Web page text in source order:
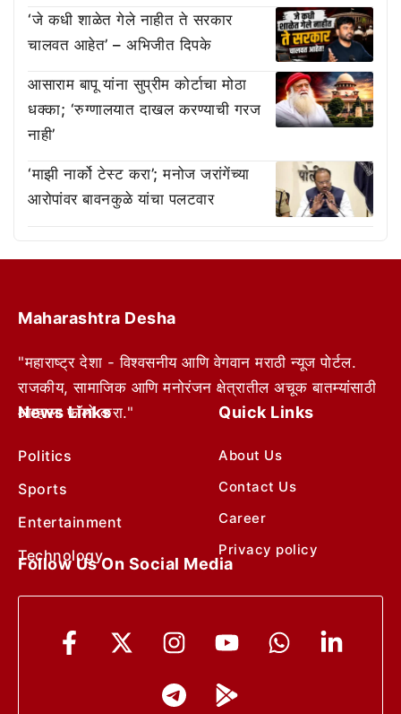
‘जे कधी शाळेत गेले नाहीत ते सरकार
चालवत आहेत’ – अभिजीत दिपके
आसाराम बापू यांना सुप्रीम कोर्टाचा मोठा
धक्का; ‘रुग्णालयात दाखल करण्याची गरज
नाही’
‘माझी नार्को टेस्ट करा’; मनोज जरांगेंच्या
आरोपांवर बावनकुळे यांचा पलटवार
Maharashtra Desha
"महाराष्ट्र देशा - विश्वसनीय आणि वेगवान मराठी न्यूज पोर्टल.
राजकीय, सामाजिक आणि मनोरंजन क्षेत्रातील अचूक बातम्यांसाठी
आम्हाला फॉलो करा."
News Links
Politics
Sports
Entertainment
Technology
Quick Links
About Us
Contact Us
Career
Privacy policy
Follow Us On Social Media